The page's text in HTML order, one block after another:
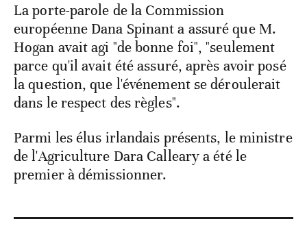
La porte-parole de la Commission
européenne Dana Spinant a assuré que M.
Hogan avait agi "de bonne foi", "seulement
parce qu'il avait été assuré, après avoir posé
la question, que l'événement se déroulerait
dans le respect des règles".
Parmi les élus irlandais présents, le ministre
de l'Agriculture Dara Calleary a été le
premier à démissionner.